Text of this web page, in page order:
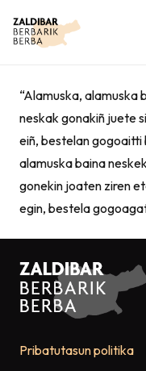
“Alamuska, alamuska
neskak gonakiñ juete
eiñ, bestelan gogoaitti
alamuska baina
gonekin joaten ziren
egin, bestela
Pribatutasun politika